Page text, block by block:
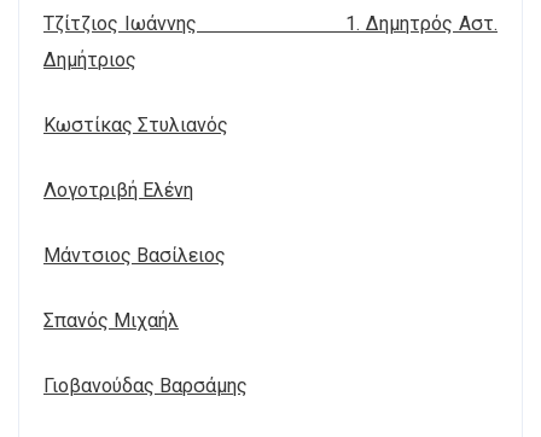
Τζίτζιος Ιωάννης 1. Δημητρός Αστ.
Δημήτριος
Κωστίκας Στυλιανός
Λογοτριβή Ελένη
Μάντσιος Βασίλειος
Σπανός Μιχαήλ
Γιοβανούδας Βαρσάμης